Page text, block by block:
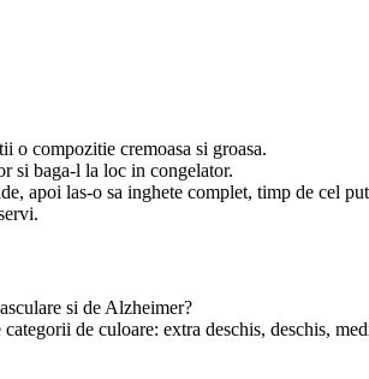
o compozitie cremoasa si groasa.
si baga-l la loc in congelator.
apoi las-o sa inghete complet, timp de cel
si de Alzheimer?
de culoare: extra deschis, deschis,